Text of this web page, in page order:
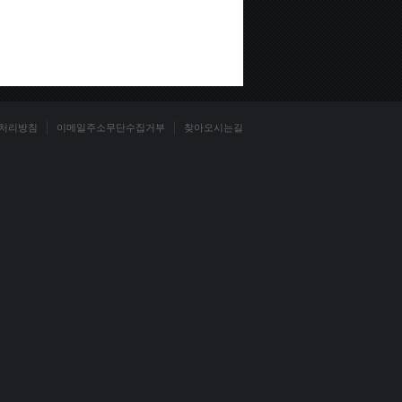
리방침 이메일주소무단수집거부 찾아오시는길